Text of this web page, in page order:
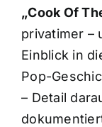
„Cook Of
privatimer –
Einblick in
Pop-
– Detail